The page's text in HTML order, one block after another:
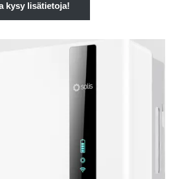
kysy lisätietoja!